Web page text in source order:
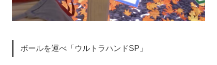
ボールを運べ「ウルトラハンドSP」